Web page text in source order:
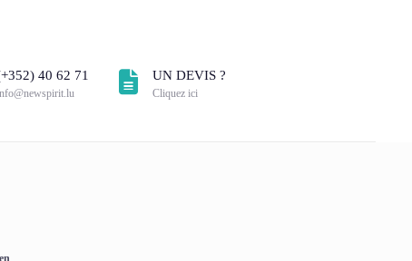
40 62 71 UN DEVIS ?
Cliquez ici